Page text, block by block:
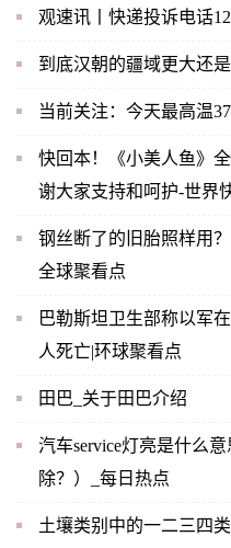
观速讯丨快递投诉电话
到底汉朝的疆域更大还
当前关注：今天最高温
快回本！《小美人鱼》
谢大家支持和呵护-世界
钢丝断了的旧胎照样用
全球聚看点
巴勒斯坦卫生部称以军
人死亡|环球聚看点
田巴_关于田巴介绍
汽车service灯亮是什么
除？）_每日热点
土壤类别中的一二三四